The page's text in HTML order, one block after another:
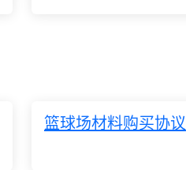
篮球场材料购买协议